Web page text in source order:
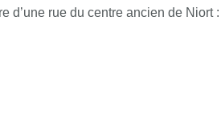
d’une rue du centre ancien de Niort :